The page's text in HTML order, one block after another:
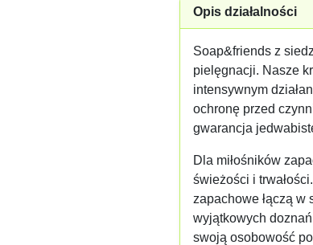
Opis działalności
Soap&friends z
pielęgnacji. Nasze
intensywnym
ochronę przed
gwarancja
Dla miłośników
świeżości i
zapachowe łączą w
wyjątkowych
swoją osobowość